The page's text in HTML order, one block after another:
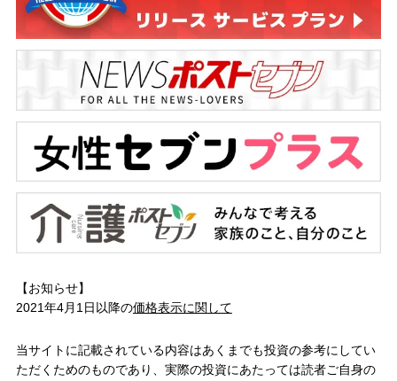
【お知らせ】
2021年4月1日以降の価格表示に関して
当サイトに記載されている内容はあくまでも投資の参考にしてい
ただくためのものであり、実際の投資にあたっては読者ご自身の